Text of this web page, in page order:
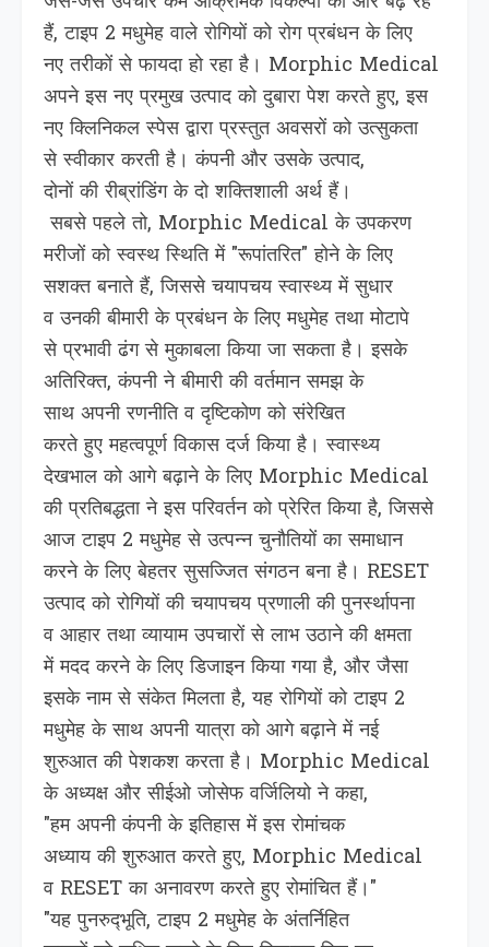
हैं, टाइप 2 मधुमेह वाले रोगियों को रोग प्रबंधन के लिए
नए तरीकों से फायदा हो रहा है। Morphic Medical
अपने इस नए प्रमुख उत्पाद को दुबारा पेश करते हुए, इस
नए क्लिनिकल स्पेस द्वारा प्रस्तुत अवसरों को उत्सुकता
से स्वीकार करती है। कंपनी और उसके उत्पाद,
दोनों की रीब्रांडिंग के दो शक्तिशाली अर्थ हैं।
सबसे पहले तो, Morphic Medical के उपकरण
मरीजों को स्वस्थ स्थिति में "रूपांतरित" होने के लिए
सशक्त बनाते हैं, जिससे चयापचय स्वास्थ्य में सुधार
व उनकी बीमारी के प्रबंधन के लिए मधुमेह तथा मोटापे
से प्रभावी ढंग से मुकाबला किया जा सकता है। इसके
अतिरिक्त, कंपनी ने बीमारी की वर्तमान समझ के
साथ अपनी रणनीति व दृष्टिकोण को संरेखित
करते हुए महत्वपूर्ण विकास दर्ज किया है। स्वास्थ्य
देखभाल को आगे बढ़ाने के लिए Morphic Medical
की प्रतिबद्धता ने इस परिवर्तन को प्रेरित किया है, जिससे
आज टाइप 2 मधुमेह से उत्पन्न चुनौतियों का समाधान
करने के लिए बेहतर सुसज्जित संगठन बना है। RESET
उत्पाद को रोगियों की चयापचय प्रणाली की पुनर्स्थापना
व आहार तथा व्यायाम उपचारों से लाभ उठाने की क्षमता
में मदद करने के लिए डिजाइन किया गया है, और जैसा
इसके नाम से संकेत मिलता है, यह रोगियों को टाइप 2
मधुमेह के साथ अपनी यात्रा को आगे बढ़ाने में नई
शुरुआत की पेशकश करता है। Morphic Medical
के अध्यक्ष और सीईओ जोसेफ वर्जिलियो ने कहा,
"हम अपनी कंपनी के इतिहास में इस रोमांचक
अध्याय की शुरुआत करते हुए, Morphic Medical
व RESET का अनावरण करते हुए रोमांचित हैं।"
"यह पुनरुद्‍भूति, टाइप 2 मधुमेह के अंतर्निहित